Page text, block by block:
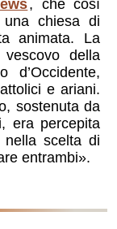
, che così
chiesa di
animata. La
della
d’Occidente,
e ariani.
sostenuta da
era percepita
nella scelta di
entrambi».